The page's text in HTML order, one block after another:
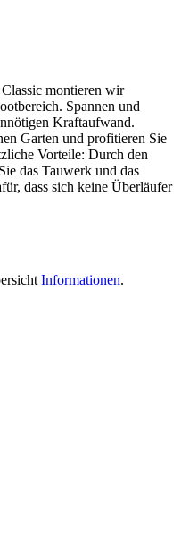
montieren wir
Spannen und
Kraftaufwand.
Garten und profitieren Sie
Vorteile: Durch den
das Tauwerk und das
dass sich keine Überläufer
Informationen.